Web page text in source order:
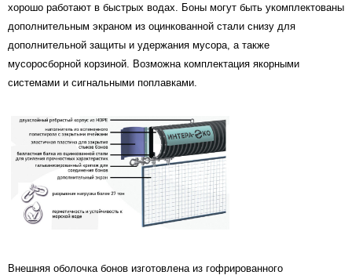
хорошо работают в быстрых водах. Боны могут быть укомплектованы
дополнительным экраном из оцинкованной стали снизу для
дополнительной защиты и удержания мусора, а также
мусоросборной корзиной. Возможна комплектация якорными
системами и сигнальными поплавками.
Внешняя оболочка бонов изготовлена из гофрированного